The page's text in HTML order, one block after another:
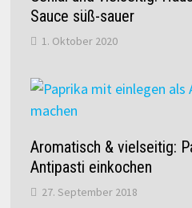
Sauce süß-sauer
1. Oktober 2020
Aromatisch & vielseitig:
Antipasti einkochen
27. September 2018